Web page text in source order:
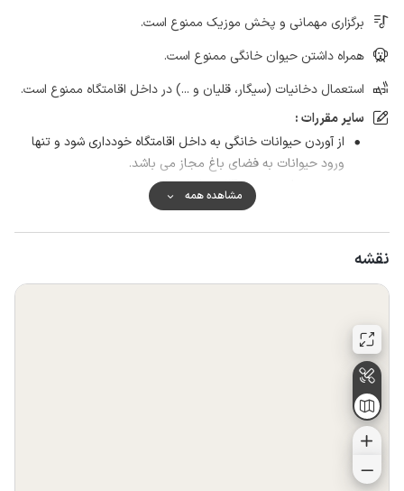
برگزاری مهمانی و پخش موزیک ممنوع است.
همراه داشتن حیوان خانگی ممنوع است.
استعمال دخانیات (سیگار، قلیان و ...) در داخل اقامتگاه ممنوع است.
سایر مقررات :
از آوردن حیوانات خانگی به داخل اقامتگاه خودداری شود و تنها
ورود حیوانات به فضای باغ مجاز می باشد.
به جمع های مجردی آقایان اجاره داده نمی شود.
مشاهده همه
نقشه